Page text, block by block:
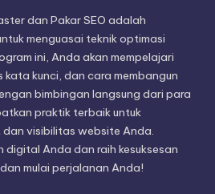
dan Pakar SEO adalah
menguasai teknik optimasi
ini, Anda akan mempelajari
kunci, dan cara membangun
bimbingan langsung dari para
praktik terbaik untuk
visibilitas website Anda.
digital Anda dan raih kesuksesan
mulai perjalanan Anda!